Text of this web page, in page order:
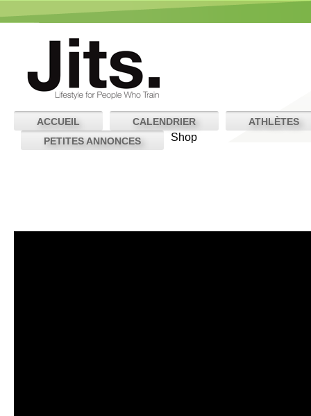
ACCUEIL CALENDRIER
ATHLÈTES
PETITES ANNONCES
Shop